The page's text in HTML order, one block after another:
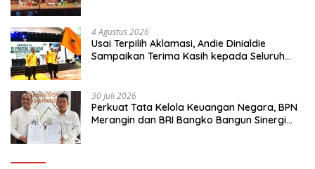
4 Agustus 2026
Usai Terpilih Aklamasi, Andie Dinialdie
Sampaikan Terima Kasih kepada Seluruh
30 Juli 2026
Perkuat Tata Kelola Keuangan Negara, BPN
Merangin dan BRI Bangko Bangun Sinergi